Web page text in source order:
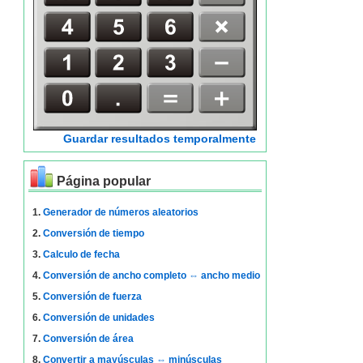
Guardar resultados temporalmente
Página popular
1. Generador de números aleatorios
2. Conversión de tiempo
3. Calculo de fecha
4. Conversión de ancho completo ⇔ ancho medio
5. Conversión de fuerza
6. Conversión de unidades
7. Conversión de área
8. Convertir a mayúsculas ⇔ minúsculas